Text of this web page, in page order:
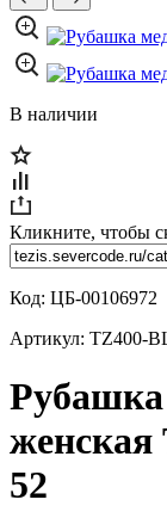
В наличии
Кликните, чтобы
Код: ЦБ-00106972
Артикул: TZ400-
женская
52